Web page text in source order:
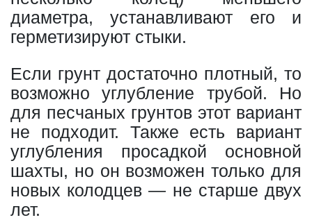
диаметра, устанавливают его и
герметизируют стыки.
Если грунт достаточно плотный, то
возможно углубление трубой. Но
для песчаных грунтов этот вариант
не подходит. Также есть вариант
углубления просадкой основной
шахты, но он возможен только для
новых колодцев — не старше двух
лет.